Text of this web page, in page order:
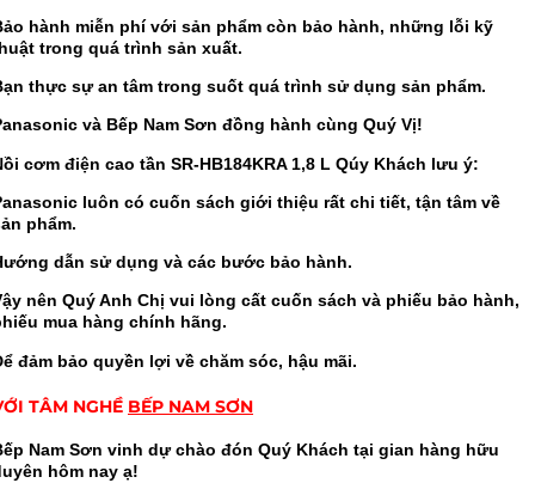
hành miễn phí với sản phẩm còn bảo hành, những lỗi kỹ
trong quá trình sản xuất.
thực sự an tâm trong suốt quá trình sử dụng sản phẩm.
và Bếp Nam Sơn đồng hành cùng Quý Vị!
cơm điện cao tần SR-HB184KRA 1,8 L Qúy Khách lưu ý:
luôn có cuốn sách giới thiệu rất chi tiết, tận tâm về
phẩm.
dẫn sử dụng và các bước bảo hành.
nên Quý Anh Chị vui lòng cất cuốn sách và phiếu bảo hành,
mua hàng chính hãng.
đảm bảo quyền lợi về chăm sóc, hậu mãi.
TÂM NGHỀ BẾP NAM SƠN
Nam Sơn vinh dự chào đón Quý Khách tại gian hàng hữu
hôm nay ạ!